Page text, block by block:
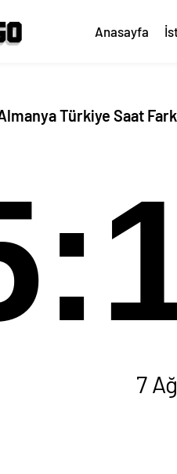
Anasayfa
Türkiye Saat
7